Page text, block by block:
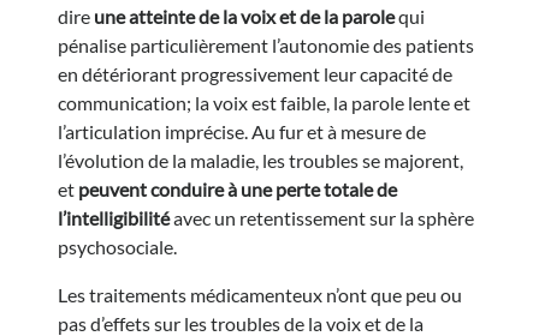
dire une atteinte de la voix et de la parolequi
pénalise particulièrement l’autonomie des patients
en détériorant progressivement leur capacité de
communication; la voix est faible, la parole lente et
l’articulation imprécise. Au fur et à mesure de
l’évolution de la maladie, les troubles se majorent,
et peuvent conduire à une perte totale de
l’intelligibilitéavec un retentissement sur la sphère
psychosociale.
Les traitements médicamenteux n’ont que peu ou
pas d’effets sur les troubles de la voix et de la